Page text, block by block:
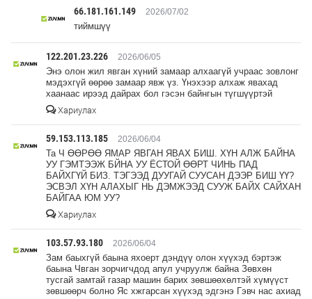
66.181.161.149 2026/07/02
тиймшүү
122.201.23.226 2026/06/05
Энэ олон жил явган хүний замаар алхаагүй учраас зовлонг
мэдэхгүй өөрөө замаар явж үз. Үнэхээр алхаж явахад
хаанаас ирээд дайрах бол гэсэн байнгын түгшүүртэй
Хариулах
59.153.113.185 2026/06/04
Та Ч ӨӨРӨӨ ЯМАР ЯВГАН ЯВАХ БИШ. ХҮН АЛЖ БАЙНА
УУ ГЭМТЭЭЖ БЙНА УУ ЁСТОЙ ӨӨРТ ЧИНЬ ПАД
БАЙХГҮЙ БИЗ. ТЭГЭЭД ДУУГАЙ СУУСАН ДЭЭР БИШ ҮҮ?
ЭСВЭЛ ХҮН АЛАХЫГ НЬ ДЭМЖЭЭД СУУЖ БАЙХ САЙХАН
БАЙГАА ЮМ УУ?
Хариулах
103.57.93.180 2026/06/04
Зам баыхгүй баына яхоерт дэндүү олон хүүхэд бэртэж
баына Чвган зорчигчдод апул учруулж байна Зөвхөн
тусгай замтай газар машин барих зөвшөөхөлтэй хүмүүст
зөвшөөрч болно Яс хжгарсан хүүхэд эдгэнэ Гэвч нас ахиад